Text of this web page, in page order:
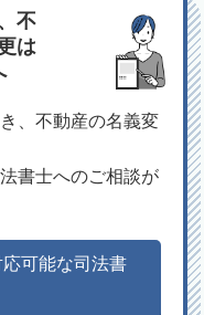
不
は
、不動産の名義変
書士へのご相談が
可能な司法書